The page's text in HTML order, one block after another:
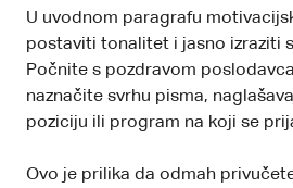
U uvodnom paragrafu
postaviti tonalitet i jasno izraziti
Počnite s pozdravom
naznačite svrhu pisma,
poziciju ili program na koji se
Ovo je prilika da odmah